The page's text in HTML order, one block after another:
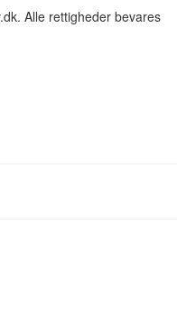
Alle rettigheder bevares